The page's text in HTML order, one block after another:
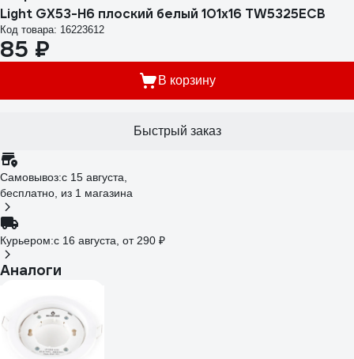
Light GX53-H6 плоский белый 101x16 TW5325ECB
Код товара: 16223612
85 ₽
В корзину
Быстрый заказ
Самовывоз:c 15 августа,
бесплатно , из 1 магазина
Курьером:c 16 августа, от 290 ₽
Аналоги